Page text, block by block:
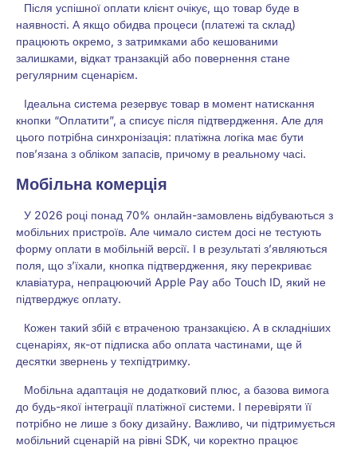
Після успішної оплати клієнт очікує, що товар буде в
наявності. А якщо обидва процеси (платежі та склад)
працюють окремо, з затримками або кешованими
залишками, відкат транзакцій або повернення стане
регулярним сценарієм.
Ідеальна система резервує товар в момент натискання
кнопки “Оплатити”, а списує після підтвердження. Але для
цього потрібна синхронізація: платіжна логіка має бути
пов’язана з обліком запасів, причому в реальному часі.
Мобільна комерція
У 2026 році понад 70% онлайн-замовлень відбуваються з
мобільних пристроїв. Але чимало систем досі не тестують
форму оплати в мобільній версії. І в результаті з’являються
поля, що з’їхали, кнопка підтвердження, яку перекриває
клавіатура, непрацюючий Apple Pay або Touch ID, який не
підтверджує оплату.
Кожен такий збій є втраченою транзакцією. А в складніших
сценаріях, як-от підписка або оплата частинами, ще й
десятки звернень у техпідтримку.
Мобільна адаптація не додатковий плюс, а базова вимога
до будь-якої інтеграції платіжної системи. І перевіряти її
потрібно не лише з боку дизайну. Важливо, чи підтримується
мобільний сценарій на рівні SDK, чи коректно працює